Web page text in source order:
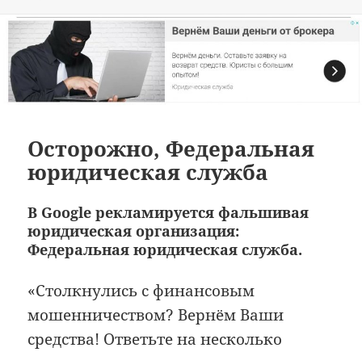
Осторожно, Федеральная
юридическая служба
В Google рекламируется фальшивая
юридическая организация:
Федеральная юридическая служба.
«Столкнулись с финансовым
мошенничеством? Вернём Ваши
средства! Ответьте на несколько